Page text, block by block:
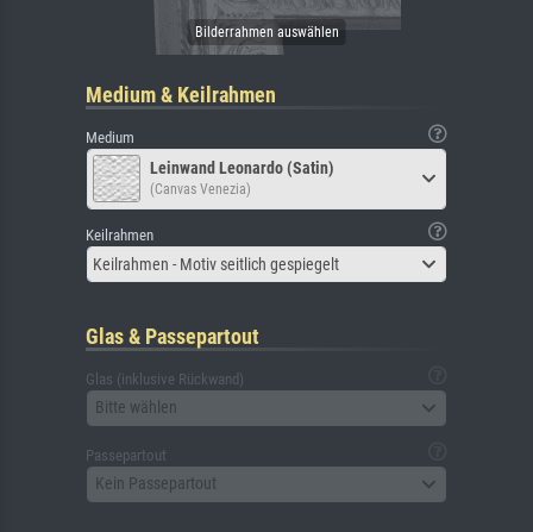
Medium & Keilrahmen
Medium
Leinwand Leonardo (Satin)
(Canvas Venezia)
Keilrahmen
Keilrahmen - Motiv seitlich gespiegelt
Glas & Passepartout
Glas (inklusive Rückwand)
Bitte wählen
Passepartout
Kein Passepartout